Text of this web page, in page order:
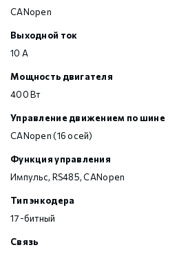
CANopen
Выходной ток
10 А
Мощность двигателя
400 Вт
Управление движением по шине
CANopen (16 осей)
Функция управления
Импульс, RS485, CANopen
Тип энкодера
17-битный
Связь